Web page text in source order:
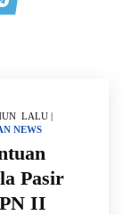
LALU |
NEWS
Pasir
II